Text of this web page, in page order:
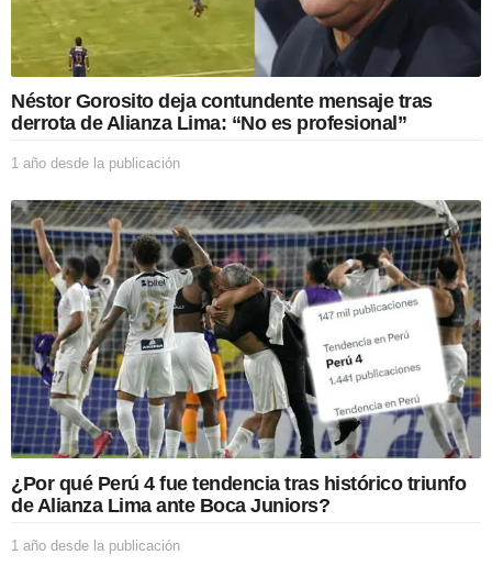
l
i
c
ó
n
Néstor Gorosito deja contundente mensaje tras
derrota de Alianza Lima: “No es profesional”
1 año desde la publicación
ñ
o
d
e
s
d
e
l
a
p
u
b
l
i
c
¿Por qué Perú 4 fue tendencia tras histórico triunfo
de Alianza Lima ante Boca Juniors?
1 año desde la publicación